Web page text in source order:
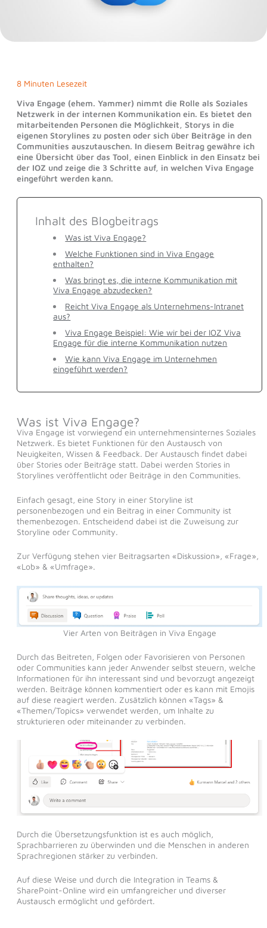
8 Minuten Lesezeit
Viva Engage (ehem. Yammer) nimmt die Rolle als Soziales
Netzwerk in der internen Kommunikation ein. Es bietet den
mitarbeitenden Personen die Möglichkeit, Storys in die
eigenen Storylines zu posten oder sich über Beiträge in den
Communities auszutauschen. In diesem Beitrag gewähre ich
eine Übersicht über das Tool, einen Einblick in den Einsatz bei
der IOZ und zeige die 3 Schritte auf, in welchen Viva Engage
eingeführt werden kann.
Inhalt des Blogbeitrags
Was ist Viva Engage?
Welche Funktionen sind in Viva Engage
enthalten?
Was bringt es, die interne Kommunikation mit
Viva Engage abzudecken?
Reicht Viva Engage als Unternehmens-Intranet
aus?
Viva Engage Beispiel: Wie wir bei der IOZ Viva
Engage für die interne Kommunikation nutzen
Wie kann Viva Engage im Unternehmen
eingeführt werden?
Was ist Viva Engage?
Viva Engage ist vorwiegend ein unternehmensinternes Soziales
Netzwerk. Es bietet Funktionen für den Austausch von
Neuigkeiten, Wissen & Feedback. Der Austausch findet dabei
über Stories oder Beiträge statt. Dabei werden Stories in
Storylines veröffentlicht oder Beiträge in den Communities.
Einfach gesagt, eine Story in einer Storyline ist
personenbezogen und ein Beitrag in einer Community ist
themenbezogen. Entscheidend dabei ist die Zuweisung zur
Storyline oder Community.
Zur Verfügung stehen vier Beitragsarten «Diskussion», «Frage»,
«Lob» & «Umfrage».
Vier Arten von Beiträgen in Viva Engage
Durch das Beitreten, Folgen oder Favorisieren von Personen
oder Communities kann jeder Anwender selbst steuern, welche
Informationen für ihn interessant sind und bevorzugt angezeigt
werden. Beiträge können kommentiert oder es kann mit Emojis
auf diese reagiert werden. Zusätzlich können «Tags» &
«Themen/Topics» verwendet werden, um Inhalte zu
strukturieren oder miteinander zu verbinden.
Durch die Übersetzungsfunktion ist es auch möglich,
Sprachbarrieren zu überwinden und die Menschen in anderen
Sprachregionen stärker zu verbinden.
Auf diese Weise und durch die Integration in Teams &
SharePoint-Online wird ein umfangreicher und diverser
Austausch ermöglicht und gefördert.